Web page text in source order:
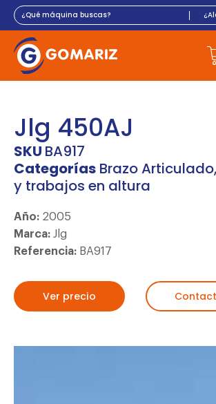
Jlg 450AJ
SKU BA917
Categorías Brazo Articulado,
y trabajos en altura
Año: 2005
Marca: Jlg
Referencia: BA917
Ver precio